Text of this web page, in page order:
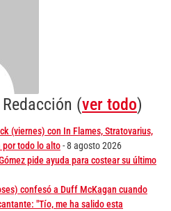
(ver todo)
(viernes) con In Flames, Stratovarius,
por todo lo alto- 8 agosto 2026
pide ayuda para costear su último
confesó a Duff McKagan cuando
"Tío, me ha salido esta